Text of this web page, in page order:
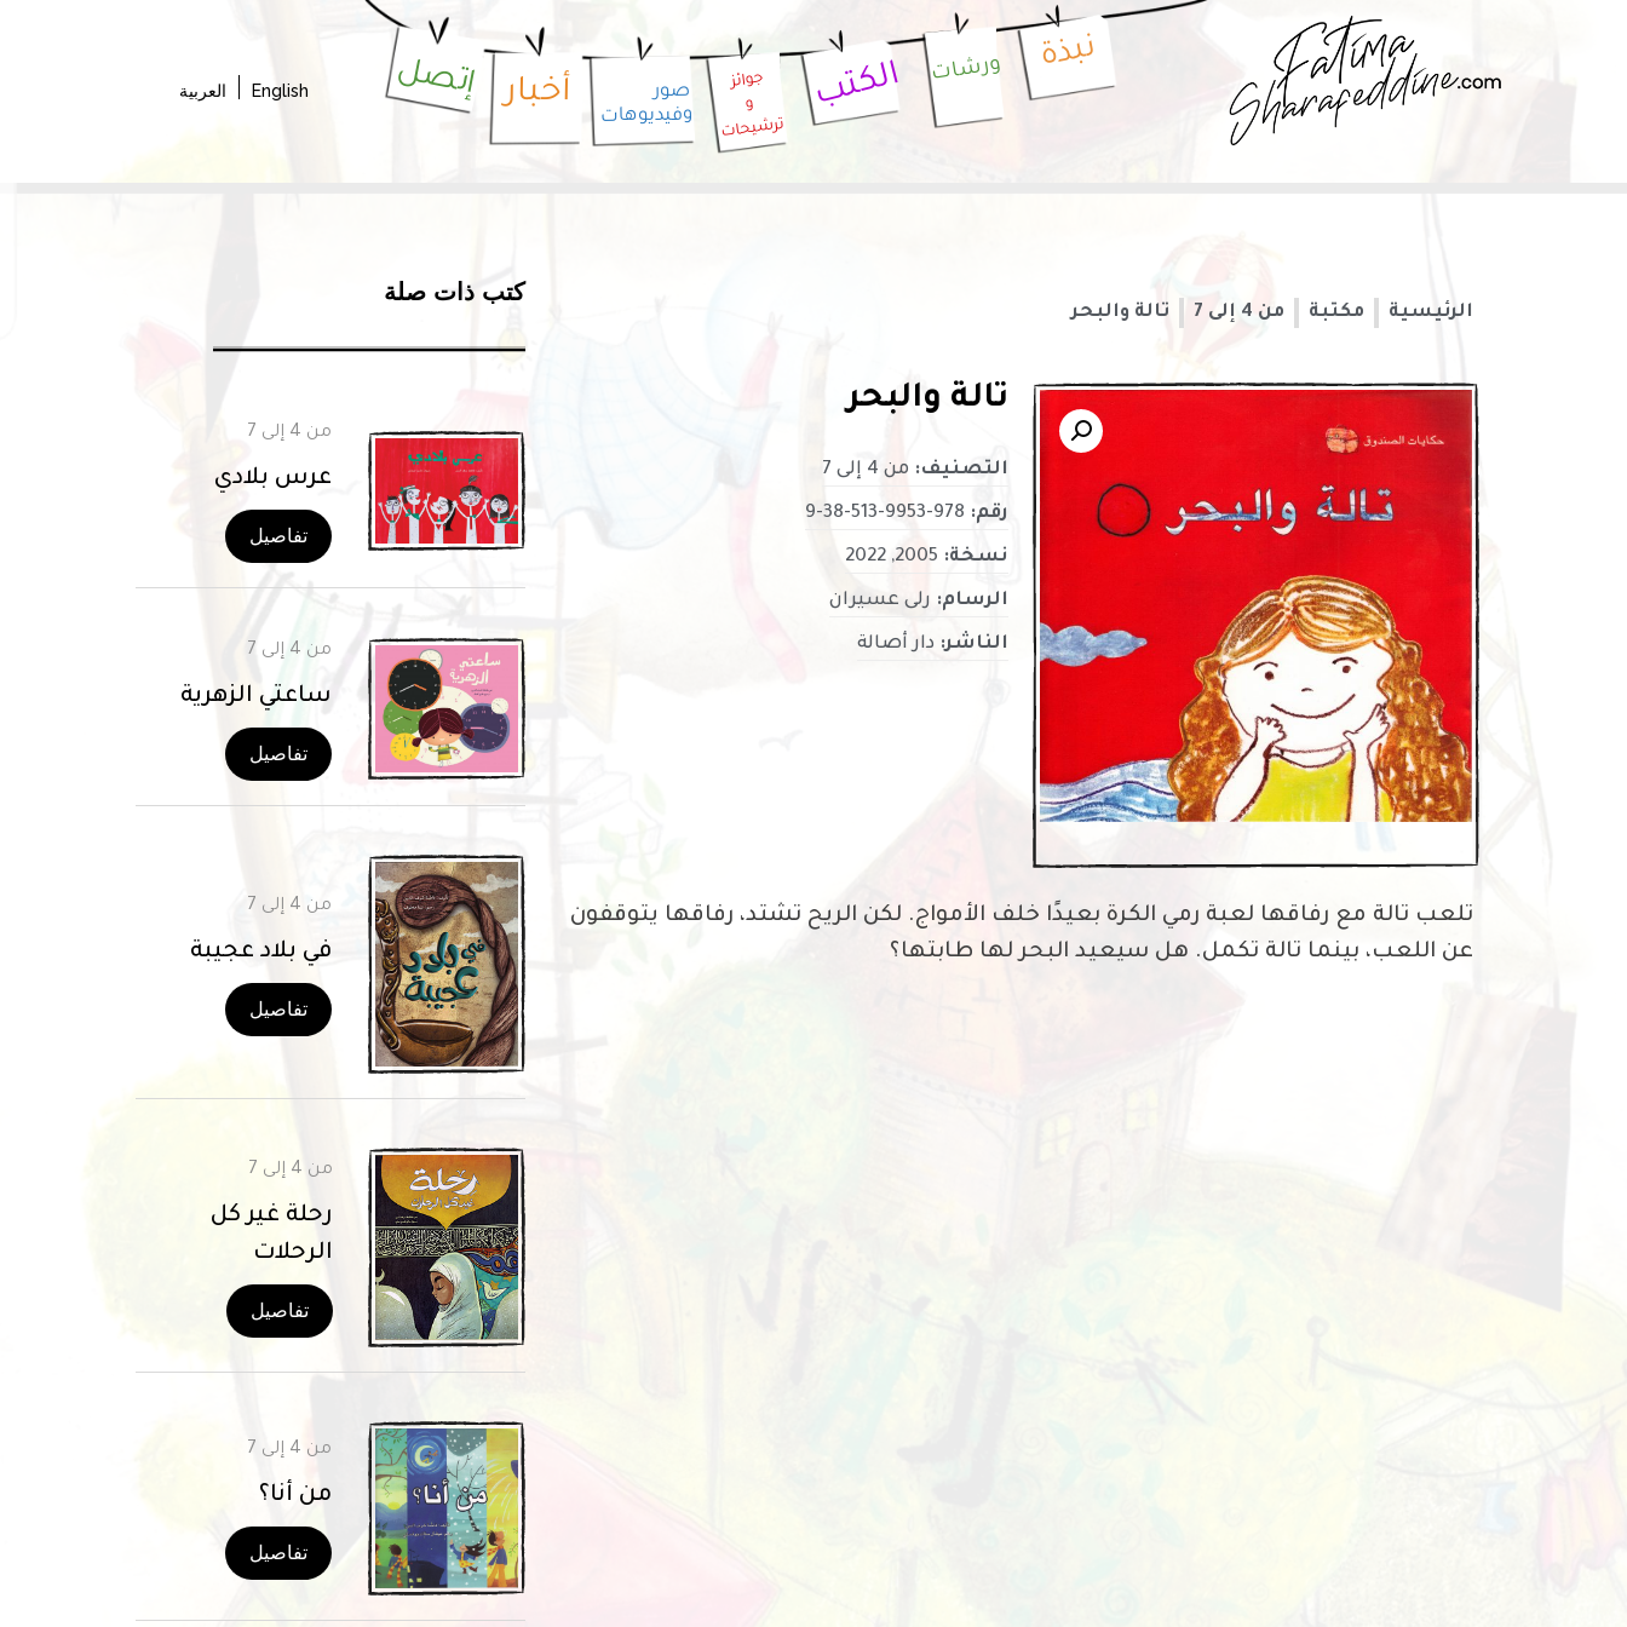
إتصل أخبار صور
وفيديوهات
جوائز
و
ترشيحات
الكتب ورشات نبذة
English العربية
الرئيسية مكتبة من 4 إلى 7 تالة والبحر
تالة والبحر
التصنيف: من 4 إلى 7
رقم: 978-9953-513-38-9
نسخة: 2005, 2022
الرسام: رلى عسيران
الناشر: دار أصالة
تلعب تالة مع رفاقها لعبة رمي الكرة بعيدًا خلف الأمواج. لكن الريح تشتد، رفاقها يتوقفون
عن اللعب، بينما تالة تكمل. هل سيعيد البحر لها طابتها؟
كتب ذات صلة
من 4 إلى 7
عرس بلادي
تفاصيل
من 4 إلى 7
ساعتي الزهرية
تفاصيل
من 4 إلى 7
في بلاد عجيبة
تفاصيل
من 4 إلى 7
رحلة غير كل
الرحلات
تفاصيل
من 4 إلى 7
من أنا؟
تفاصيل